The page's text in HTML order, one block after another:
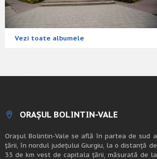
Vezi toate albumele
ORAȘUL BOLINTIN-VALE
Oraşul Bolintin-Vale se află în partea de sud a
ţării, în nordul judeţului Giurgiu, la o distanţă de
33 de km vest de capitala țării, măsurată de la